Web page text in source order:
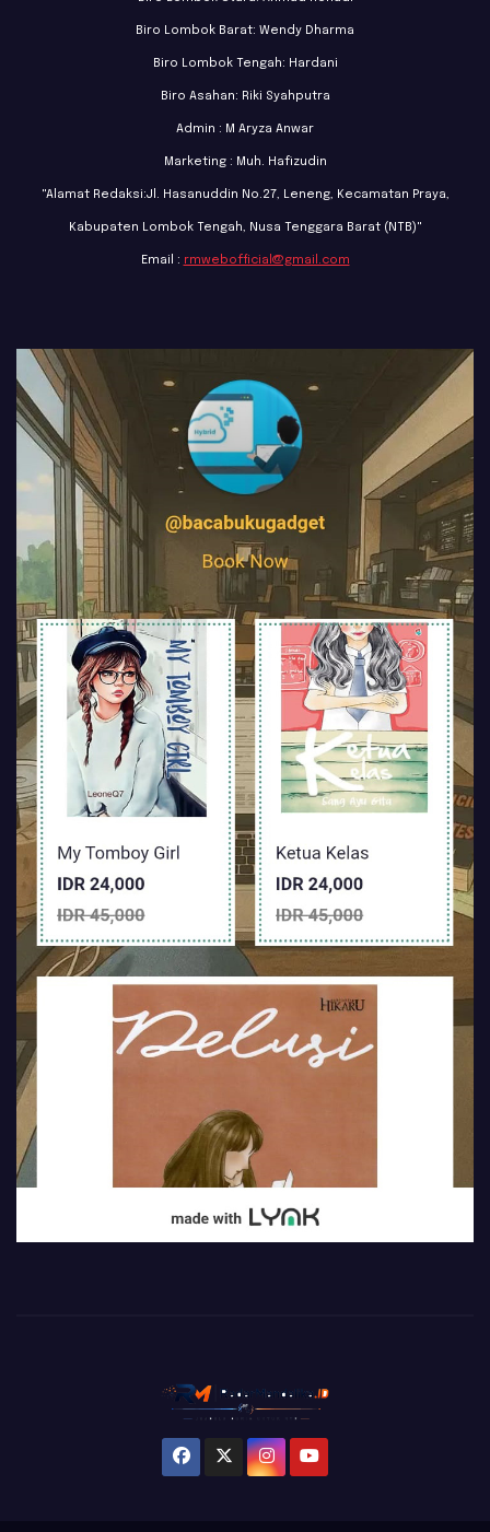
Biro Lombok Barat: Wendy Dharma
Biro Lombok Tengah: Hardani
Biro Asahan: Riki Syahputra
Admin : M Aryza Anwar
Marketing : Muh. Hafizudin
"Alamat Redaksi:Jl. Hasanuddin No.27, Leneng, Kecamatan Praya,
Kabupaten Lombok Tengah, Nusa Tenggara Barat (NTB)"
Email : rmwebofficial@gmail.com